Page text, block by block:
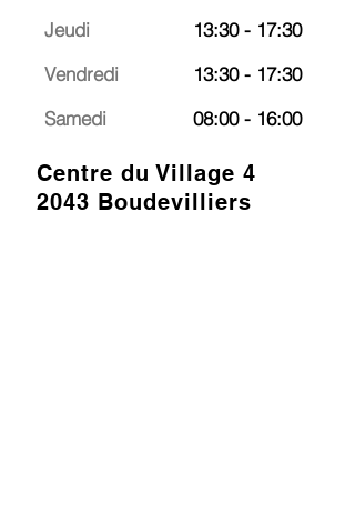
Jeudi
Vendredi
Samedi
13:30 - 17:30
13:30 - 17:30
08:00 - 16:00
Centre du Village 4
2043 Boudevilliers